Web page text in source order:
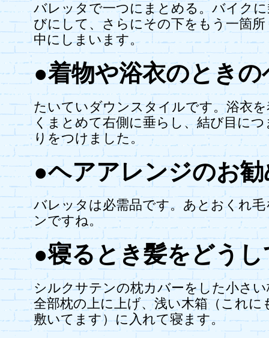
バレッタで一つにまとめる。バイク
びにして、さらにその下をもう一箇
中にしまいます。
●着物や浴衣のとき
たいていダウンスタイルです。浴衣
くまとめて右側に垂らし、結び目に
りをつけました。
●ヘアアレンジのお
バレッタは必需品です。あとおくれ
ンですね。
●寝るとき髪をどう
シルクサテンの枕カバーをした小さ
全部枕の上に上げ、浅い木箱（これ
敷いてます）に入れて寝ます。